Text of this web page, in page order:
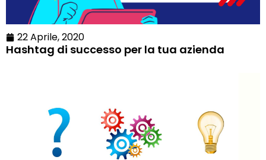
22 Aprile, 2020
Hashtag di successo per la tua azienda